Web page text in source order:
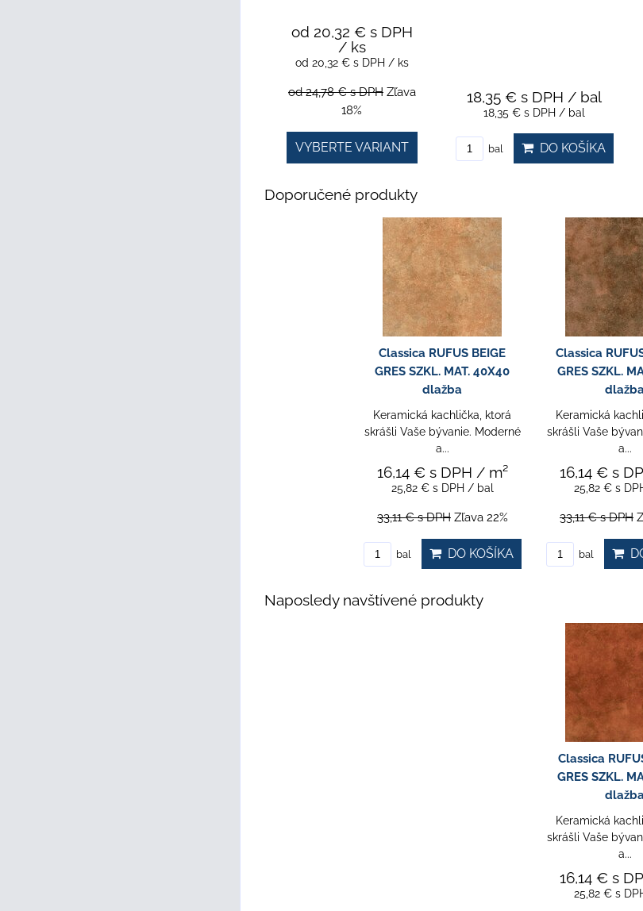
od 20,32 € s DPH
/ ks
od 20,32 € s DPH / ks
od 24,78 €s DPH Zľava
18%
VYBERTE VARIANT
18,35 € s DPH / bal
18,35 € s DPH / bal
bal DO KOŠÍKA
Doporučené produkty
Classica RUFUS BEIGE
GRES SZKL. MAT. 40X40
dlažba
Keramická kachlička, ktorá
skrášli Vaše bývanie. Moderné
a...
16,14 € s DPH / m²
25,82 € s DPH / bal
33,11 €s DPH Zľava 22%
bal DO KOŠÍKA
Classica
GRES SZKL.
Keramická
skrášli Vaše
a...
16,14 € s
25,82 € s
33,11 €s DPH
bal
Naposledy navštívené produkty
Classica
GRES SZKL.
Keramická
skrášli Vaše
a...
16,14 € s
25,82 € s